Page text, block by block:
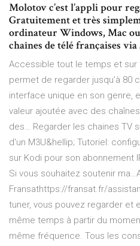
Molotov c’est l’appli pour
Gratuitement et très
ordinateur Windows, Mac
chaînes de télé françaises
Accessible tout le temps et sur
permet de regarder jusqu’à 80
interface unique en son genre,
valeur ajoutée avec des
des… Regarder les chaines TV
d'un M3U&hellip; Tutoriel:
sur Kodi pour son abonnement
Si vous souhaitez soutenir
Fransathttps://fransat.fr/
tuner, vous pouvez regarder et
même temps à partir du
même fréquence. Tous les